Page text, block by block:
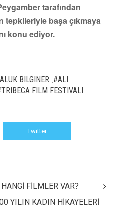
tarafından
başa çıkmaya
konu ediyor.
BILGINER #ALI
FILM FESTIVALI
Twitter
FİLMLER VAR?
YILIN KADIN HİKAYELERİ